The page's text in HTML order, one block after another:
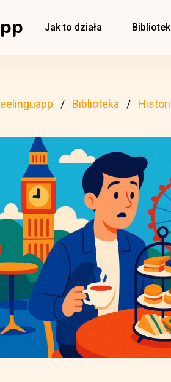
Jak to działa
Biblioteka